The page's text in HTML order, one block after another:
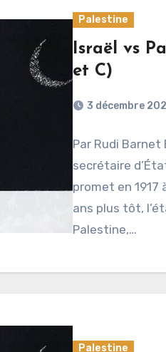
Palestine
Israël vs
et C)
3 décembre
Par Rudi Barnet
secrétaire
promet en 1917
ans plus tôt,
Palestine,…
Palestine